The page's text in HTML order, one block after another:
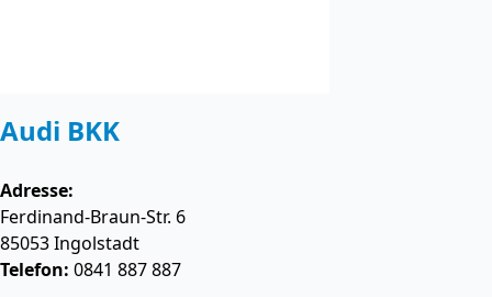
Audi BKK
Adresse:
Ferdinand-Braun-Str. 6
85053Ingolstadt
Telefon: 0841 887 887